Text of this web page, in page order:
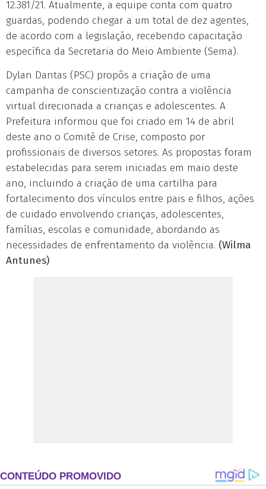
12.381/21. Atualmente, a equipe conta com quatro
guardas, podendo chegar a um total de dez agentes,
de acordo com a legislação, recebendo capacitação
específica da Secretaria do Meio Ambiente (Sema).
Dylan Dantas (PSC) propôs a criação de uma
campanha de conscientização contra a violência
virtual direcionada a crianças e adolescentes. A
Prefeitura informou que foi criado em 14 de abril
deste ano o Comitê de Crise, composto por
profissionais de diversos setores. As propostas foram
estabelecidas para serem iniciadas em maio deste
ano, incluindo a criação de uma cartilha para
fortalecimento dos vínculos entre pais e filhos, ações
de cuidado envolvendo crianças, adolescentes,
famílias, escolas e comunidade, abordando as
necessidades de enfrentamento da violência. (Wilma
Antunes)